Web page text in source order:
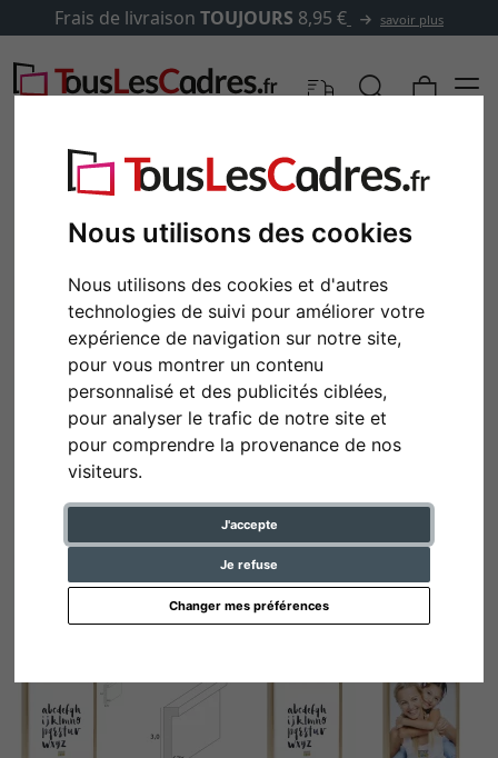
Nous utilisons des cookies
Nous utilisons des cookies et d'autres
technologies de suivi pour améliorer votre
expérience de navigation sur notre site,
pour vous montrer un contenu
personnalisé et des publicités ciblées,
pour analyser le trafic de notre site et
pour comprendre la provenance de nos
visiteurs.
J'accepte
Je refuse
Changer mes préférences
Frais de livraison TOUJOURS 8,95 € savoir plus
Retour